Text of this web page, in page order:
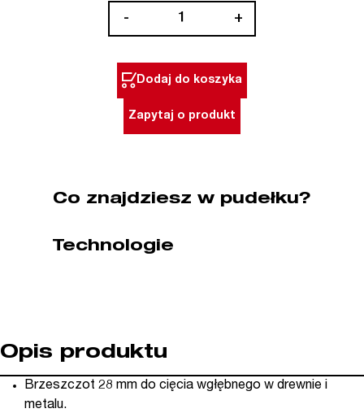
-
28
uchwyt
i
OMS11-
+
Dodaj do koszyka
Zapytaj o produkt
Co znajdziesz w pudełku?
Technologie
Opis produktu
Brzeszczot 28 mm do cięcia wgłębnego w drewnie i
metalu.